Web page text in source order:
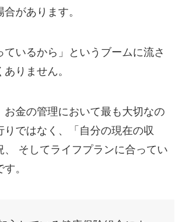
があります。
ているから」というブームに流さ
りません。
お金の管理において最も大切なの
りではなく、「自分の現在の収
、 そしてライフプランに合ってい
。